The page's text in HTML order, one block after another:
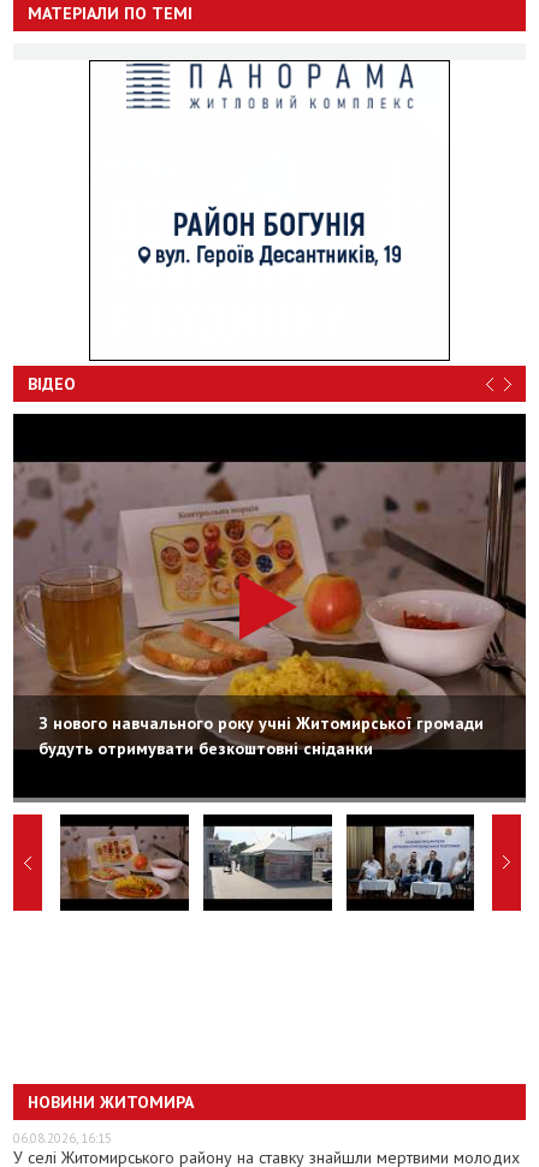
МАТЕРІАЛИ ПО ТЕМІ
ВІДЕО
З нового навчального року учні Житомирської громади
будуть отримувати безкоштовні сніданки
НОВИНИ ЖИТОМИРА
06.08.2026, 16:15
У селі Житомирського району на ставку знайшли мертвими молодих